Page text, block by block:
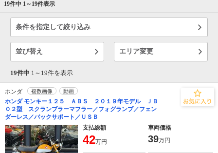
19件中 1～ 19件表示
条件を指定して絞り込み
並び替え エリア変更
19件中 1～ 19件を表示
ホンダ 複数画像 動画
ホンダ モンキー１２５ ＡＢＳ ２０１９年モデル ＪＢ
０２型 スクランブラーマフラー／フォグランプ／フェン
ダーレス／バックサポート／ＵＳＢ
支払総額
車両価格
42万円 39万円